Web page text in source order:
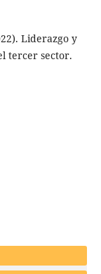
Liderazgo y
tercer sector.